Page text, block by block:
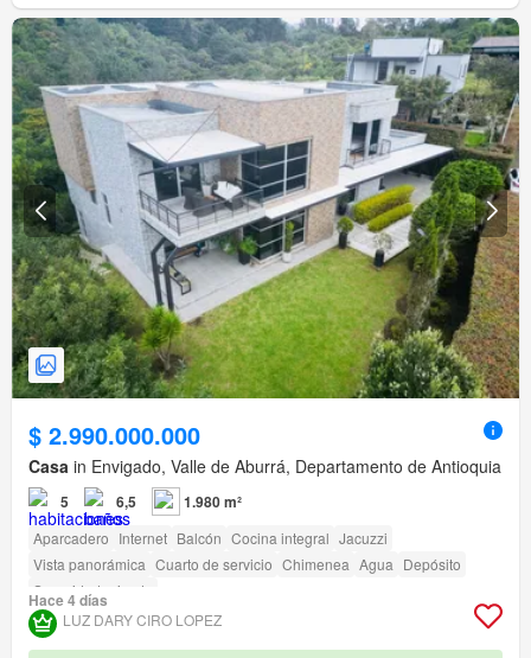
$ 2.990.000.000
Casa in Envigado, Valle de Aburrá, Departamento de Antioquia
5 6,5 1.980 m²
Aparcadero Internet Balcón Cocina integral Jacuzzi
Vista panorámica Cuarto de servicio Chimenea Agua Depósito
Seguridad privada
Hace 4 días
LUZ DARY CIRO LOPEZ